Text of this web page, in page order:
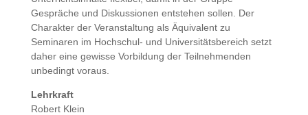
Gespräche und Diskussionen entstehen sollen. Der
Charakter der Veranstaltung als Äquivalent zu
Seminaren im Hochschul- und Universitätsbereich setzt
daher eine gewisse Vorbildung der Teilnehmenden
unbedingt voraus.
Lehrkraft
Robert Klein